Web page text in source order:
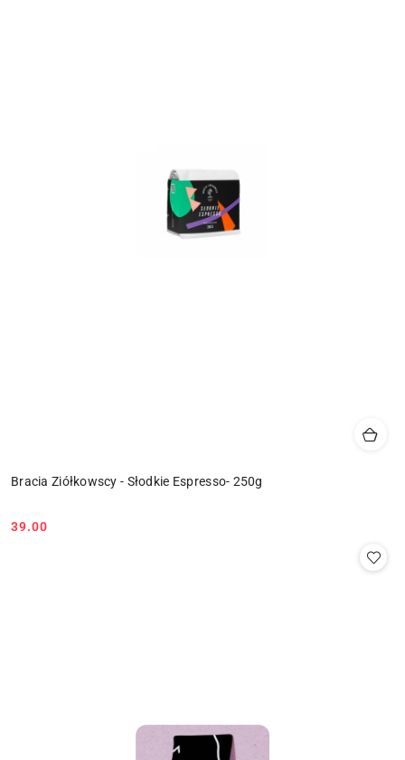
Bracia Ziółkowscy - Słodkie Espresso- 250g
Cena:
39.00